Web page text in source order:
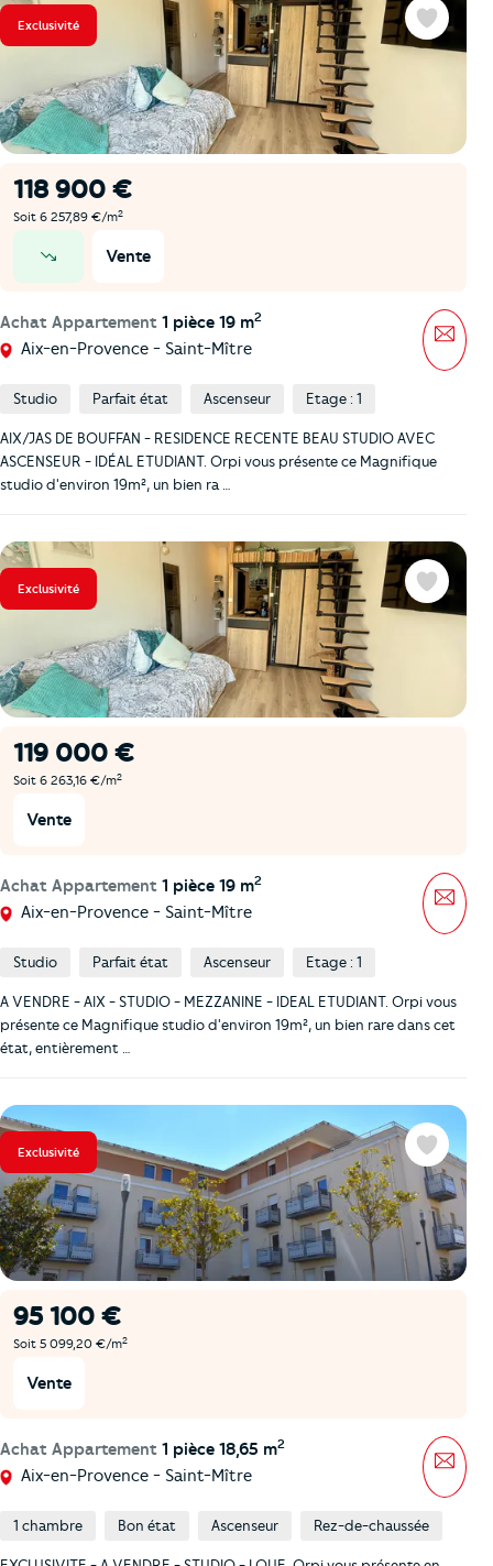
Exclusivité
118 900 €
Soit 6 257,89 €/m2
Vente
Achat Appartement 1 pièce 19 m2
Aix-en-Provence - Saint-Mître
Favoris
Studio Parfait état Ascenseur Etage : 1
AIX/JAS DE BOUFFAN - RESIDENCE RECENTE BEAU STUDIO AVEC
ASCENSEUR - IDÉAL ETUDIANT. Orpi vous présente ce Magnifique
studio d'environ 19m², un bien ra …
Exclusivité
119 000 €
Soit 6 263,16 €/m2
Vente
Achat Appartement 1 pièce 19 m2
Aix-en-Provence - Saint-Mître
Favoris
Studio Parfait état Ascenseur Etage : 1
A VENDRE - AIX - STUDIO - MEZZANINE - IDEAL ETUDIANT. Orpi vous
présente ce Magnifique studio d'environ 19m², un bien rare dans cet
état, entièrement …
Exclusivité
95 100 €
Soit 5 099,20 €/m2
Vente
Achat Appartement 1 pièce 18,65 m2
Aix-en-Provence - Saint-Mître
Favoris
1 chambre Bon état Ascenseur Rez-de-chaussée